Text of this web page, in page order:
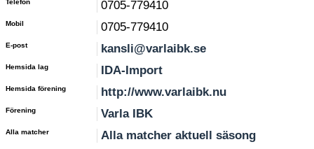
Telefon 0705-779410
Mobil 0705-779410
E-post kansli@varlaibk.se
Hemsida lag IDA-Import
Hemsida förening http://www.varlaibk.nu
Förening Varla IBK
Alla matcher Alla matcher aktuell säsong